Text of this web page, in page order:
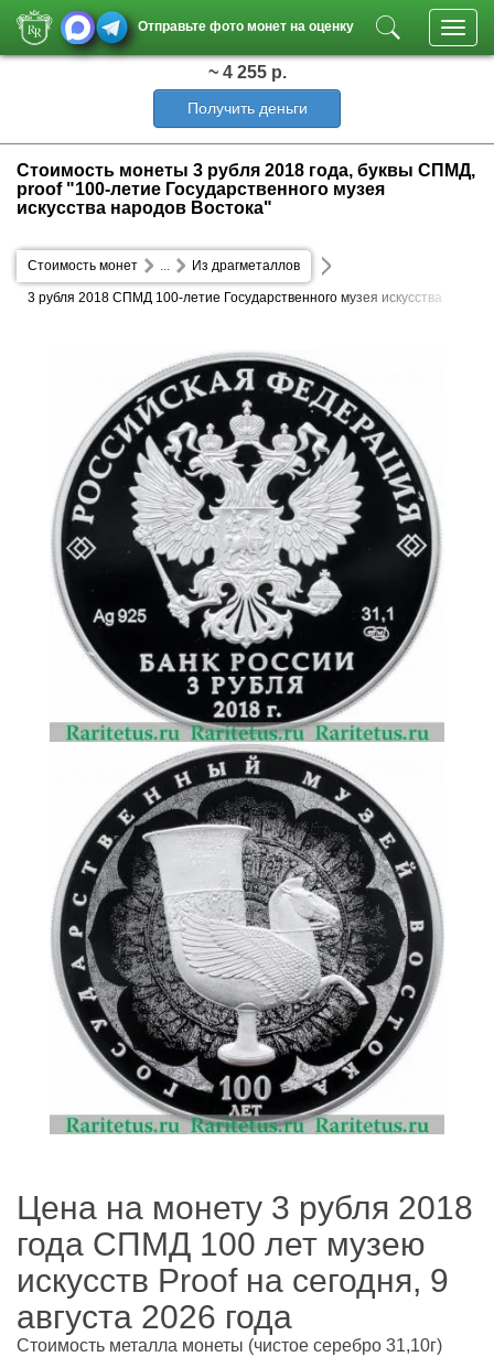
Отправьте фото монет на оценку
~ 4 255 р.
Получить деньги
Стоимость монеты 3 рубля 2018 года, буквы СПМД,
proof "100-летие Государственного музея
искусства народов Востока"
Стоимость монет Из драгметаллов
...
3 рубля 2018 СПМД 100-летие Государственного музея искусства
Цена на монету 3 рубля 2018
года СПМД 100 лет музею
искусств Proof на сегодня, 9
августа 2026 года
Стоимость металла монеты (чистое серебро 31,10г)